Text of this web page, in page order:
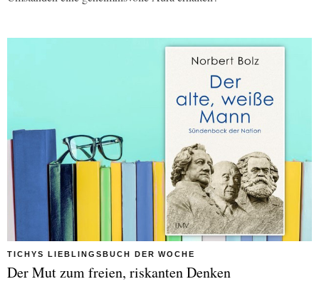
TICHYS LIEBLINGSBUCH DER WOCHE
Der Mut zum freien, riskanten Denken